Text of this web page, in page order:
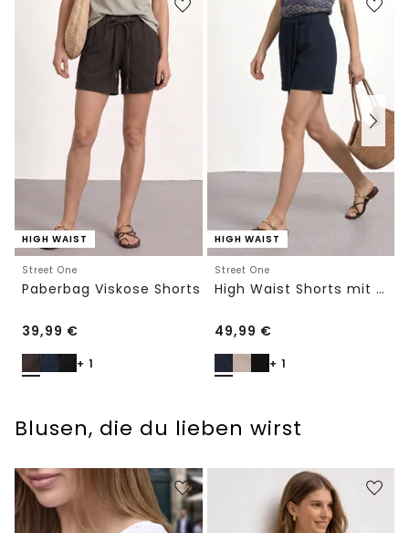
HIGH WAIST
Street One
Paberbag Viskose Shorts
39,99 €
+ 1
HIGH WAIST
Street One
High Waist Shorts mit Gürtel
49,99 €
+ 1
Blusen, die du lieben wirst